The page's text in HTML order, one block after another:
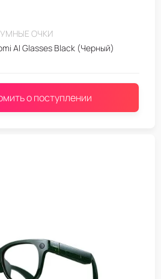
УМНЫЕ ОЧКИ
AI Glasses Black (Черный)
о поступлении